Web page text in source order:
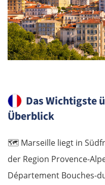
Das Wichtigste
Überblick
🗺️ Marseille liegt in
der Region Provence-
Département Bouches-